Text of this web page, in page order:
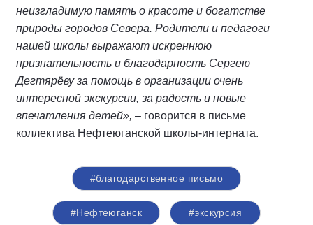
неизгладимую память о красоте и богатстве
природы городов Севера. Родители и педагоги
нашей школы выражают искреннюю
признательность и благодарность Сергею
Дегтярёву за помощь в организации очень
интересной экскурсии, за радость и новые
впечатления детей», – говорится в письме
коллектива Нефтеюганской школы-интерната.
#благодарственное письмо
#Нефтеюганск #экскурсия